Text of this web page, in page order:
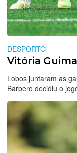
DESPORTO
Vitória
Lobos juntaram as
Barbero decidiu o